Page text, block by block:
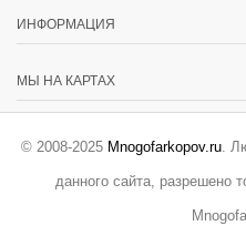
ИНФОРМАЦИЯ
МЫ НА КАРТАХ
© 2008-2025 Mnogofarkopov.ru.
данного сайта, разрешено